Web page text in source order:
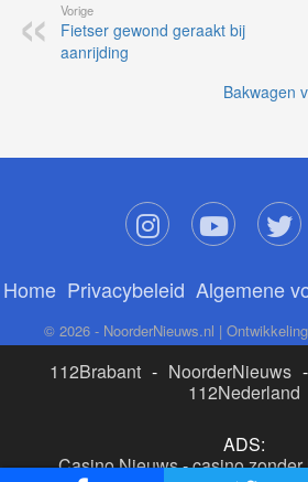
Vorige
Fietser gewond geraakt bij
aanrijding
Bakwagen
Home Privacybeleid Algemene
© 2026 - NoorderNieuws.nl |
112Brabant - NoorderNieuws -
112Nederland
ADS:
Casino Nieuws-casino zonder